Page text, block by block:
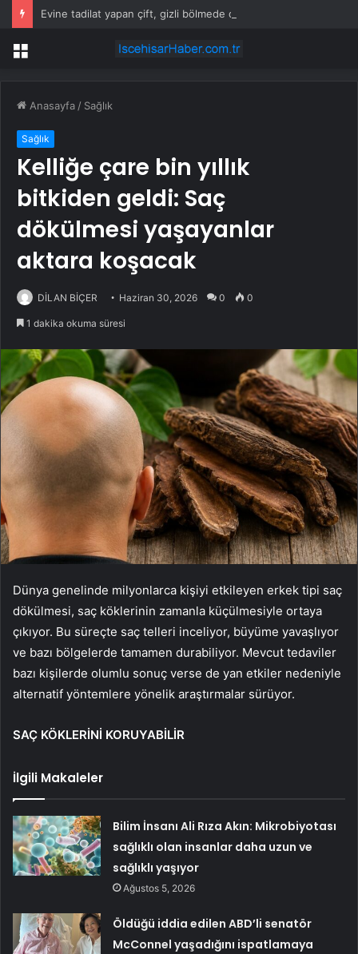
Menü
Anasayfa / Sağlık
Sağlık
Kelliğe çare bin yıllık
bitkiden geldi: Saç
dökülmesi yaşayanlar
aktara koşacak
DİLAN BİÇER Haziran 30, 2026 0 0
1 dakika okuma süresi
Dünya genelinde milyonlarca kişiyi etkileyen erkek tipi saç
dökülmesi, saç köklerinin zamanla küçülmesiyle ortaya
çıkıyor. Bu süreçte saç telleri inceliyor, büyüme yavaşlıyor
ve bazı bölgelerde tamamen durabiliyor. Mevcut tedaviler
bazı kişilerde olumlu sonuç verse de yan etkiler nedeniyle
alternatif yöntemlere yönelik araştırmalar sürüyor.
SAÇ KÖKLERİNİ KORUYABİLİR
İlgili Makaleler
Bilim İnsanı Ali Rıza Akın: Mikrobiyotası
sağlıklı olan insanlar daha uzun ve
sağlıklı yaşıyor
Ağustos 5, 2026
Öldüğü iddia edilen ABD’li senatör
McConnel yaşadığını ispatlamaya